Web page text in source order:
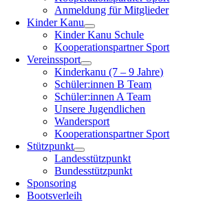
Anmeldung für Mitglieder
Kinder Kanu
Kinder Kanu Schule
Kooperationspartner Sport
Vereinssport
Kinderkanu (7 – 9 Jahre)
Schüler:innen B Team
Schüler:innen A Team
Unsere Jugendlichen
Wandersport
Kooperationspartner Sport
Stützpunkt
Landesstützpunkt
Bundesstützpunkt
Sponsoring
Bootsverleih